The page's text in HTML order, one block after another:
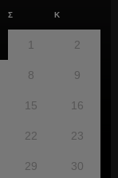
Σ Κ
1 2
8 9
15 16
22 23
29 30